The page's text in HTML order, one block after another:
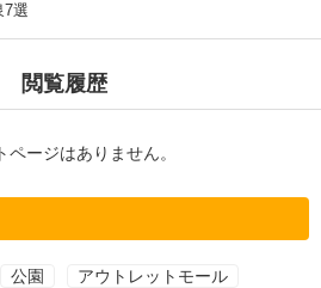
7選
閲覧履歴
ージはありません。
公園 アウトレットモール